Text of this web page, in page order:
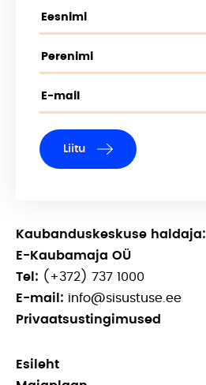
Liitu
Kaubanduskeskuse haldaja:
E-Kaubamaja OÜ
Tel: (+372) 737 1000
E-mail: info@sisustuse.ee
Privaatsustingimused
Esileht